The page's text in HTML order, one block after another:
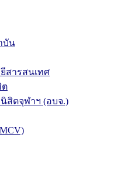
บัน
สารสนเทศ
ต
สิตจุฬาฯ (อบจ.)